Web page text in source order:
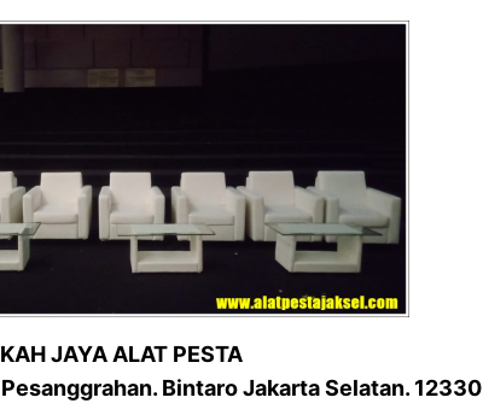
JAYA ALAT PESTA
Bintaro Jakarta Selatan. 12330